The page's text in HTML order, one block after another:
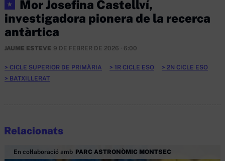
★
Mor Josefina Castellví,
investigadora pionera de la recerca
antàrtica
JAUME ESTEVE 9 DE FEBRER DE 2026 · 6:00
CICLE SUPERIOR DE PRIMÀRIA 1R CICLE ESO
2N CICLE ESO
BATXILLERAT
Relacionats
En col·laboració amb PARC ASTRONÒMIC MONTSEC